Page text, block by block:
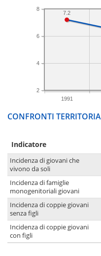
1991
2
4
6
8
7.2
CONFRONTI
Indicatore
Incidenza di giovani che
vivono da soli
Incidenza di famiglie
monogenitoriali giovani
Incidenza di coppie giovani
senza figli
Incidenza di coppie giovani
con figli